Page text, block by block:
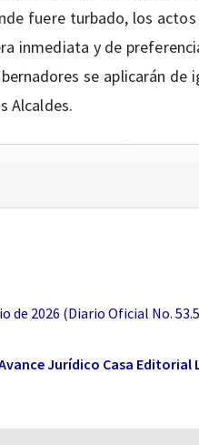
fuere turbado, los
inmediata y de
se aplicarán de
Alcaldes.
Política el
de 18 de marzo de 2020,
República.
responsable de
2026 (Diario Oficial No.
Jurídico Casa Editorial